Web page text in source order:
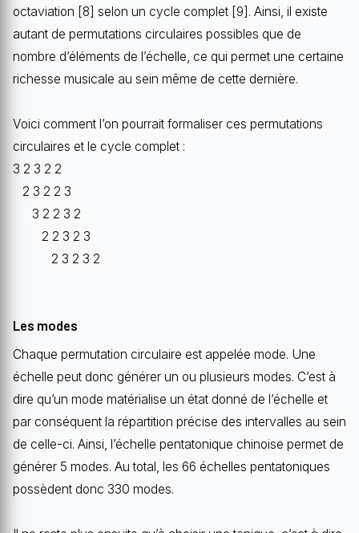
octaviation [8] selon un cycle complet [9]. Ainsi, il existe
autant de permutations circulaires possibles que de
nombre d’éléments de l’échelle, ce qui permet une certaine
richesse musicale au sein même de cette dernière.
Voici comment l’on pourrait formaliser ces permutations
circulaires et le cycle complet :
3 2 3 2 2
2 3 2 2 3
3 2 2 3 2
2 2 3 2 3
2 3 2 3 2
Les modes
Chaque permutation circulaire est appelée mode. Une
échelle peut donc générer un ou plusieurs modes. C’est à
dire qu’un mode matérialise un état donné de l’échelle et
par conséquent la répartition précise des intervalles au sein
de celle-ci. Ainsi, l’échelle pentatonique chinoise permet de
générer 5 modes. Au total, les 66 échelles pentatoniques
possèdent donc 330 modes.